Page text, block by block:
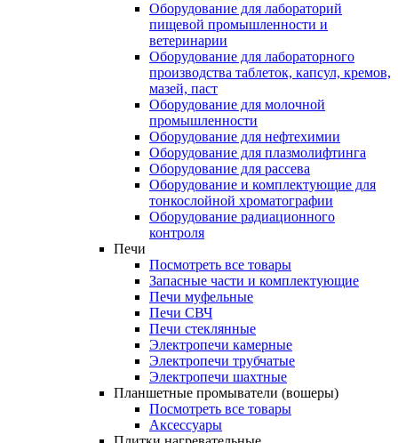
Оборудование для лабораторий
пищевой промышленности и
ветеринарии
Оборудование для лабораторного
производства таблеток, капсул, кремов,
мазей, паст
Оборудование для молочной
промышленности
Оборудование для нефтехимии
Оборудование для плазмолифтинга
Оборудование для рассева
Оборудование и комплектующие для
тонкослойной хроматографии
Оборудование радиационного
контроля
Печи
Посмотреть все товары
Запасные части и комплектующие
Печи муфельные
Печи СВЧ
Печи стеклянные
Электропечи камерные
Электропечи трубчатые
Электропечи шахтные
Планшетные промыватели (вошеры)
Посмотреть все товары
Аксессуары